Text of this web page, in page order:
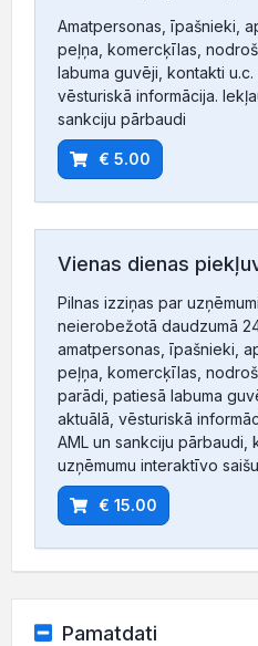
Amatpersonas, īpašnieki,
peļņa, komercķīlas,
labuma guvēji, kontakti u.c.
vēsturiskā informācija.
sankciju pārbaudi
€ 5.00
Vienas dienas
Pilnas izziņas par
neierobežotā daudzumā
amatpersonas, īpašnieki,
peļņa, komercķīlas,
parādi, patiesā labuma
aktuālā, vēsturiskā
AML un sankciju pārbaudi,
uzņēmumu interaktīvo
€ 15.00
Pamatdati